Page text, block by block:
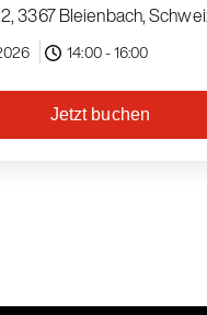
3367 Bleienbach,
14:00 - 16:00
Jetzt buchen